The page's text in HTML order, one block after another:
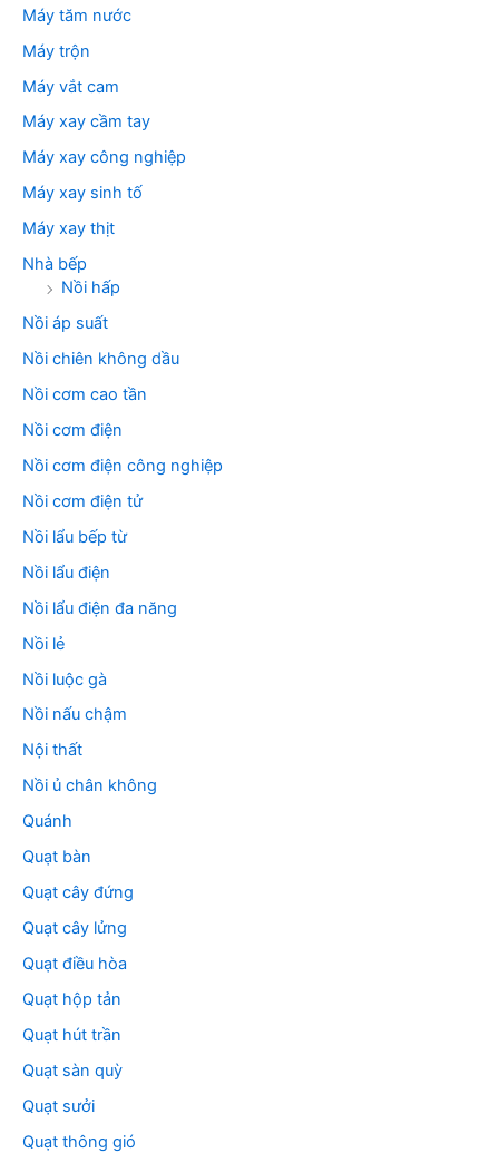
Máy tăm nước
Máy trộn
Máy vắt cam
Máy xay cầm tay
Máy xay công nghiệp
Máy xay sinh tố
Máy xay thịt
Nhà bếp
Nồi hấp
Nồi áp suất
Nồi chiên không dầu
Nồi cơm cao tần
Nồi cơm điện
Nồi cơm điện công nghiệp
Nồi cơm điện tử
Nồi lẩu bếp từ
Nồi lẩu điện
Nồi lẩu điện đa năng
Nồi lẻ
Nồi luộc gà
Nồi nấu chậm
Nội thất
Nồi ủ chân không
Quánh
Quạt bàn
Quạt cây đứng
Quạt cây lửng
Quạt điều hòa
Quạt hộp tản
Quạt hút trần
Quạt sàn quỳ
Quạt sưởi
Quạt thông gió